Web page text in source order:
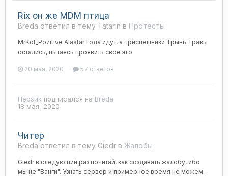
Rix он же MDM птица
Breda ответил в тему Tatarin в Протесты
MrKot_Pozitive Alastar Года идут, а приспешники Трынь Травы
остались, пытаясь проявить свое эго.
20 мая, 2020 57 ответов
Перsиk подписался на Breda
18 мая, 2020
Читер
Breda ответил в тему Giedr в Жалобы
Giedr в следующий раз почитай, как создавать жалобу, ибо
мы не "Ванги". Узнать сервер и примерное время не можем.